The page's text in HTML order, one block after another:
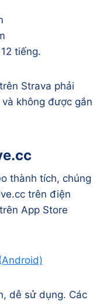
tiếng.
Strava phải
không được gắn
thành tích, chúng
trên điện
App Store
dễ sử dụng. Các